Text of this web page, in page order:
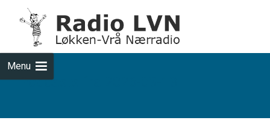
Menu
Podcasts fra 2026-03-13